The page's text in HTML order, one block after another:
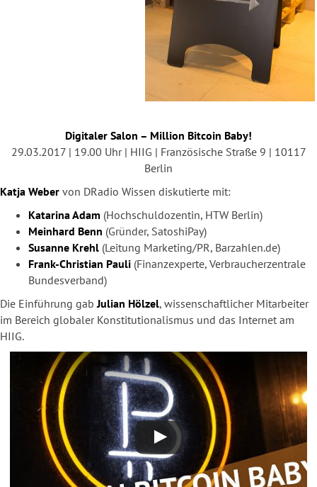
Digitaler Salon – Million Bitcoin Baby!
29.03.2017 | 19.00 Uhr | HIIG | Französische Straße 9 | 10117
Berlin
Katja Weber von DRadio Wissen diskutierte mit:
Katarina Adam (Hochschuldozentin, HTW Berlin)
Meinhard Benn (Gründer, SatoshiPay)
Susanne Krehl (Leitung Marketing/PR, Barzahlen.de)
Frank-Christian Pauli (Finanzexperte, Verbraucherzentrale
Bundesverband)
Die Einführung gabJulian Hölzel, wissenschaftlicher Mitarbeiter
im Bereich globaler Konstitutionalismus und das Internet am
HIIG.